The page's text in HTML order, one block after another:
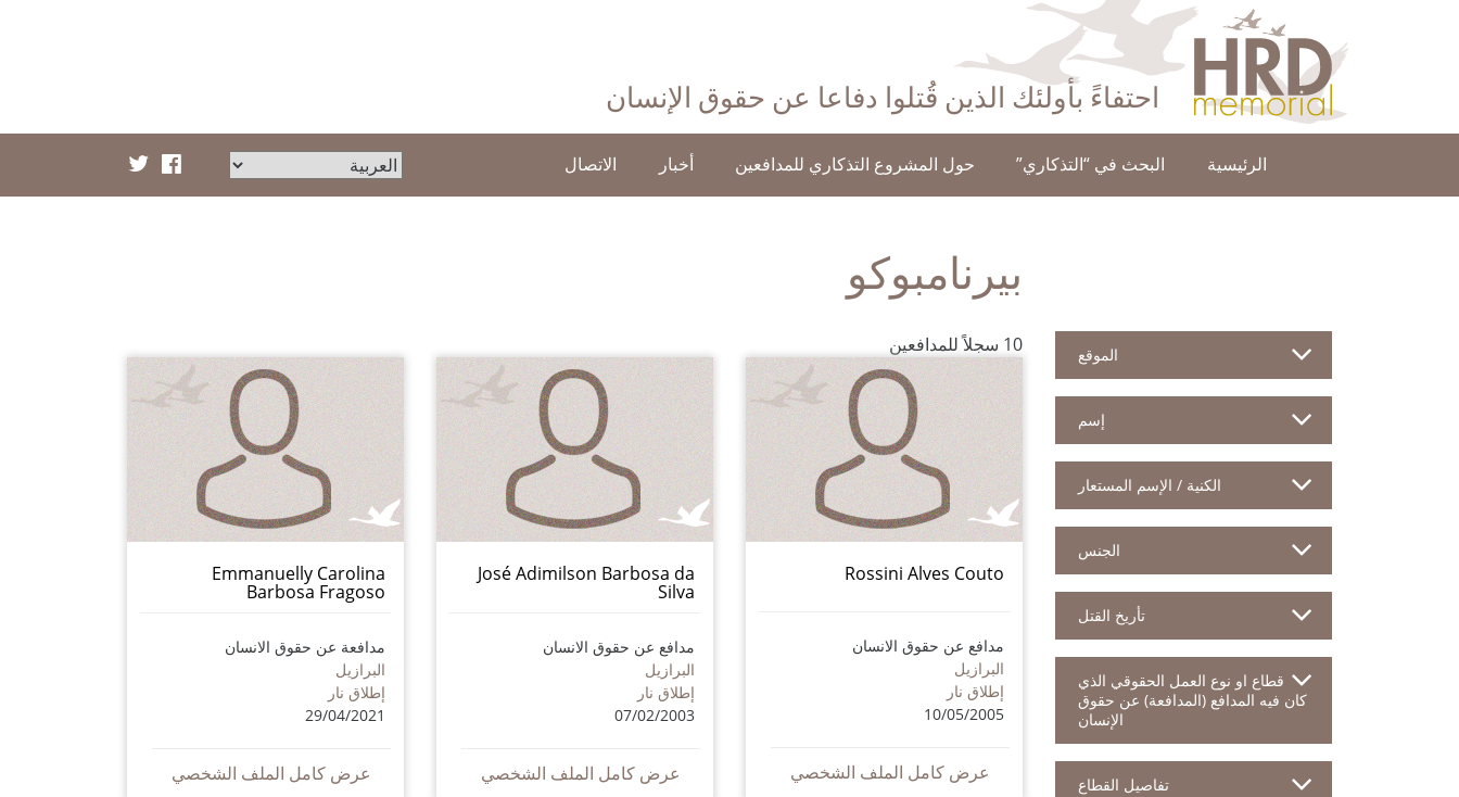
HRD Memorial – العَرَبِيَّة‎‎
احتفاءً بأولئك الذين قُتلوا دفاعا عن حقوق الإنسان
الرئيسية البحث في “التذكاري” حول المشروع التذكاري للمدافعين أخبار الاتصال
بيرنامبوكو
الموقع
إسم
الكنية / الإسم المستعار
الجنس
تأريخ القتل
قطاع او نوع العمل الحقوقي الذي
كان فيه المدافع (المدافعة) عن حقوق
الإنسان
تفاصيل القطاع
10 سجلاً للمدافعين
Rossini Alves Couto
مدافع عن حقوق الانسان
البرازيل
إطلاق نار
10/05/2005
عرض كامل الملف الشخصي
José Adimilson Barbosa da
Silva
مدافع عن حقوق الانسان
البرازيل
إطلاق نار
07/02/2003
عرض كامل الملف الشخصي
Emmanuelly Carolina
Barbosa Fragoso
مدافعة عن حقوق الانسان
البرازيل
إطلاق نار
29/04/2021
عرض كامل الملف الشخصي